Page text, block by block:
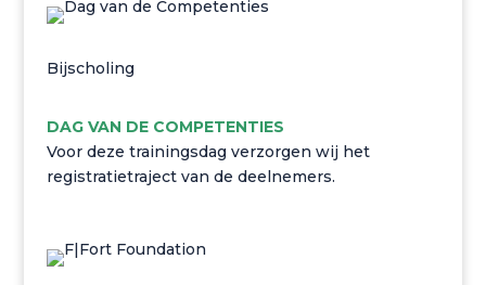
Bijscholing
DAG VAN DE COMPETENTIES
Voor deze trainingsdag verzorgen wij het
registratietraject van de deelnemers.